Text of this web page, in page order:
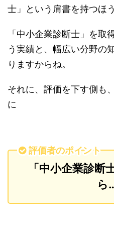
士」という肩書を持つほ
「中小企業診断士」を取
う実績と、幅広い分野の
りますからね。
それに、評価を下す側も
に
評価者のポイント
「中小企業診
ら